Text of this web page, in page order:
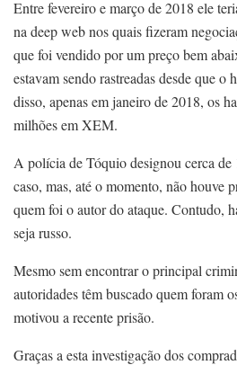
Entre fevereiro e março de 2018 ele
na deep web nos quais fizeram
que foi vendido por um preço bem
estavam sendo rastreadas desde que o
disso, apenas em janeiro de 2018, os
milhões em XEM.
A polícia de Tóquio designou cerca de
caso, mas, até o momento, não houve
quem foi o autor do ataque. Contudo,
seja russo.
Mesmo sem encontrar o principal
autoridades têm buscado quem foram
motivou a recente prisão.
Graças a esta investigação dos